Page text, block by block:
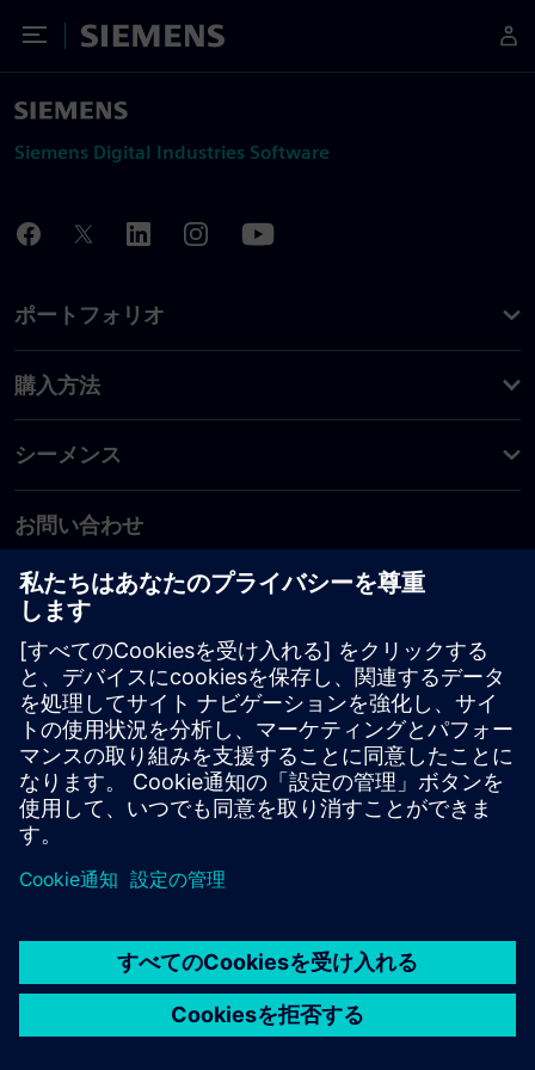
Toggle Menu
Siemens
Siemens Digital Industries Software
ポートフォリオ
購入方法
シーメンス
お問い合わせ
PLM製品のお問い合わせ
EDA製品のお問い合わせ
世界各地の事業拠点
サポート・センター
ご意見・ご要望
違法コピーの連絡先
© Siemens2026
タル・ミレニアム著作権法 (DMCA)
内部通報